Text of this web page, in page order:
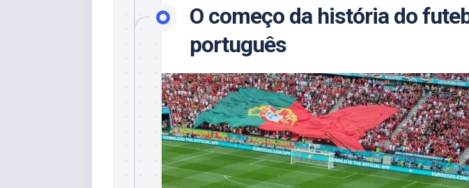
O começo da história do
português